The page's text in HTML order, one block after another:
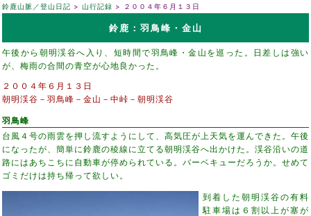
鈴鹿山脈／登山日記 山行記録 ２００４年６月１３日
鈴鹿：羽鳥峰・金山
午後から朝明渓谷へ入り、短時間で羽鳥峰・金山を巡った。日差しは強い
が、梅雨の合間の青空が心地良かった。
２００４年６月１３日
朝明渓谷－羽鳥峰－金山－中峠－朝明渓谷
羽鳥峰
台風４号の雨雲を押し流すようにして、高気圧が上天気を運んできた。午後
になったが、簡単に鈴鹿の稜線に立てる朝明渓谷へ出かけた。渓谷沿いの道
路にはあちこちに自動車が停められている。バーベキューだろうか。せめて
ゴミだけは持ち帰って欲しい。
到着した朝明渓谷の有料
駐車場は６割以上が塞が